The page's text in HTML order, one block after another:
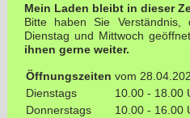
Mein Laden bleibt in dieser
Bitte haben Sie
Dienstag und Mittwoch
ihnen gerne weiter.
Öffnungszeiten vom
Dienstags
10.00 - 18.00
Donnerstags
10.00 - 16.00